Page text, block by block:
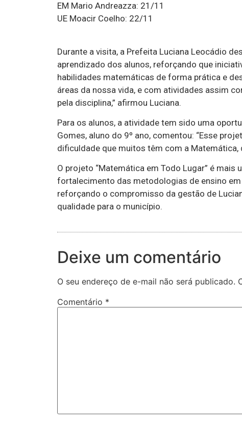
EM Mario Andreazza: 21/11
UE Moacir Coelho: 22/11
Durante a visita, a Prefeita Luciana Leocádio
aprendizado dos alunos, reforçando que
habilidades matemáticas de forma prática e
áreas da nossa vida, e com atividades assim
pela disciplina,” afirmou Luciana.
Para os alunos, a atividade tem sido uma
Gomes, aluno do 9º ano, comentou: “Esse
dificuldade que muitos têm com a
O projeto “Matemática em Todo Lugar” é mais
fortalecimento das metodologias de ensino
reforçando o compromisso da gestão de
qualidade para o município.
Deixe um comentário
O seu endereço de e-mail não será publicado.
Comentário *